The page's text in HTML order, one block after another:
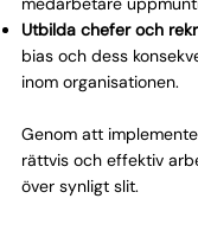
Utbilda chefer och
bias och dess
inom organisationen.
Genom att
rättvis och effektiv
över synligt slit.